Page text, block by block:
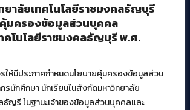
ยาลัยเทคโนโลยีราชมงคลธัญบุรี
คุ้มครองข้อมูลส่วนบุคคล
คโนโลยีราชมงคลธัญบุรี พ.ศ.
ให้มีประกาศกำหนดนโยบายคุ้มครองข้อมูลส่วน
รนักศึกษา นักเรียนในสังกัดมหาวิทยาลัย
ธัญรี ในฐานะเจ้าของข้อมูลส่วนบุคคลและ
ละความรู้
ริการนวัตกรรมดิจิทัล
ารให้กับหน่วยงานภายนอก